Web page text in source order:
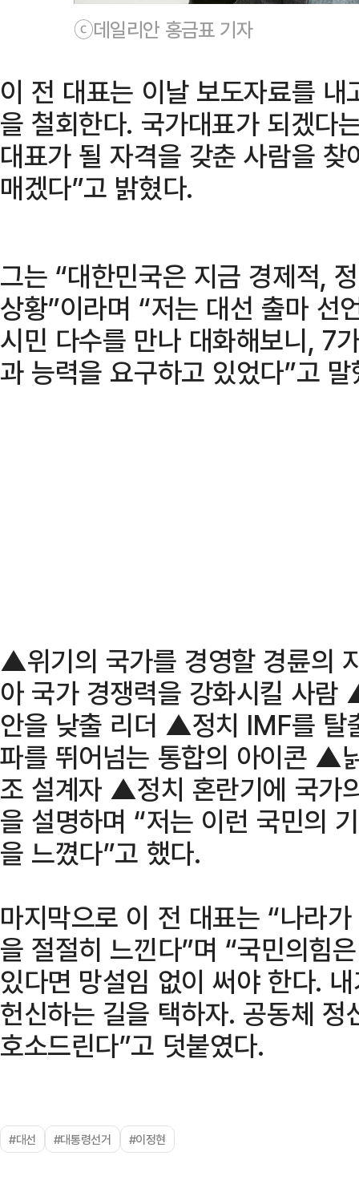
ⓒ데일리안 홍금표 기자
이 전 대표는 이날 보도자료를
을 철회한다. 국가대표가 되겠다
대표가 될 자격을 갖춘 사람을
매겠다”고 밝혔다.
그는 “대한민국은 지금 경제적,
상황”이라며 “저는 대선 출마 선
시민 다수를 만나 대화해보니, 7
과 능력을 요구하고 있었다”고
▲위기의 국가를 경영할 경륜의
아 국가 경쟁력을 강화시킬 사
안을 낮출 리더 ▲정치 IMF를
파를 뛰어넘는 통합의 아이콘 ▲
조 설계자 ▲정치 혼란기에 국가
을 설명하며 “저는 이런 국민의
을 느꼈다”고 했다.
마지막으로 이 전 대표는 “나라
을 절절히 느낀다”며 “국민의힘
있다면 망설임 없이 써야 한다.
헌신하는 길을 택하자. 공동체
호소드린다”고 덧붙였다.
#대선 #대통령선거 #이정현